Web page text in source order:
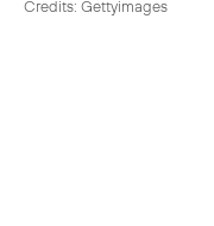
Credits: Gettyimages